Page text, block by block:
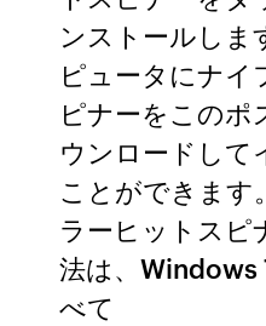
ンストールしま
ピュータにナイ
ピナーをこのポ
ウンロードして
ことができます
ラーヒットスピ
法は、Windows
べて